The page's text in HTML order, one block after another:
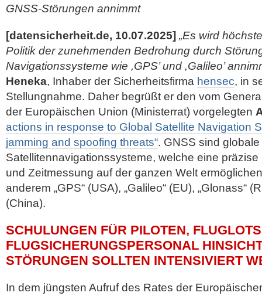
GNSS-Störungen annimmt
[datensicherheit.de, 10.07.2025] „Es wird
Politik der zunehmenden Bedrohung durch
Navigationssysteme wie ,GPS’ und ,Galileo’
Heneka, Inhaber der Sicherheits­firma hensec, in
Stellungnahme. Daher begrüßt er den vom
der Europäischen Union (Ministerrat) vorgelegten
actions in response to Global Satellite Navigation
jamming and spoofing threats“. GNSS sind globale
Satellitennavigationssysteme, welche eine
und Zeitmessung aufder ganzen Welt
anderem „GPS“ (USA), „Galileo“ (EU), „Glonass“
(China).
SCHULUNGEN FÜR PILOTEN,
FLUGSICHERUNGSPERSONAL
STÖRUNGEN SOLLTEN INTENSIVIERT
In dem jüngsten Aufruf des Rates der